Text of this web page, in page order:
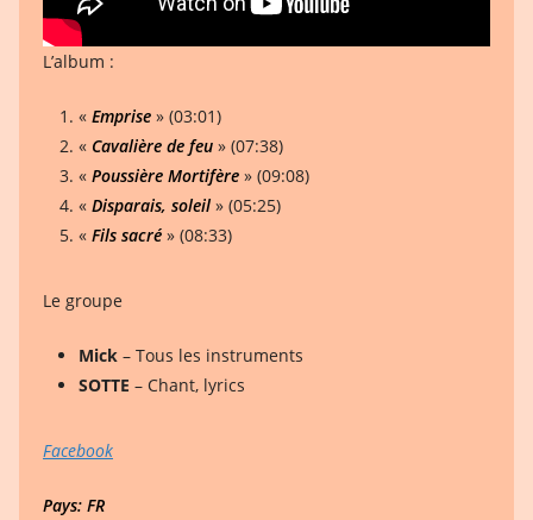
L’album :
« Emprise » (03:01)
« Cavalière de feu » (07:38)
« Poussière Mortifère » (09:08)
« Disparais, soleil » (05:25)
« Fils sacré » (08:33)
Le groupe
Mick – Tous les instruments
SOTTE – Chant, lyrics
Facebook
Pays: FR